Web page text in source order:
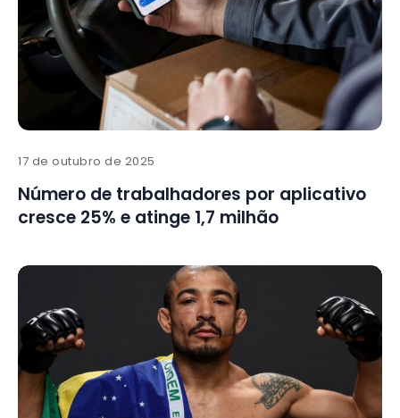
17 de outubro de 2025
Número de trabalhadores por aplicativo
cresce 25% e atinge 1,7 milhão